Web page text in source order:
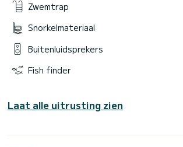
Zwemtrap
Snorkelmateriaal
Buitenluidsprekers
Fish finder
Laat alle uitrusting zien